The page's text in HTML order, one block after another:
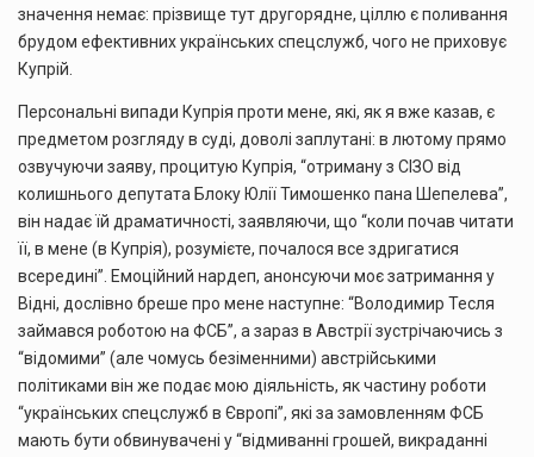
значення немає: прізвище тут другорядне, ціллю є поливання
брудом ефективних українських спецслужб, чого не приховує
Купрій.
Персональні випади Купрія проти мене, які, як я вже казав, є
предметом розгляду в суді, доволі заплутані: в лютому прямо
озвучуючи заяву, процитую Купрія, “отриману з СІЗО від
колишнього депутата Блоку Юлії Тимошенко пана Шепелева”,
він надає їй драматичності, заявляючи, що “коли почав читати
її, в мене (в Купрія), розумієте, почалося все здригатися
всередині”. Емоційний нардеп, анонсуючи моє затримання у
Відні, дослівно бреше про мене наступне: “Володимир Тесля
займався роботою на ФСБ”, а зараз в Австрії зустрічаючись з
“відомими” (але чомусь безіменними) австрійськими
політиками він же подає мою діяльність, як частину роботи
“українських спецслужб в Європі”, які за замовленням ФСБ
мають бути обвинувачені у “відмиванні грошей, викраданні